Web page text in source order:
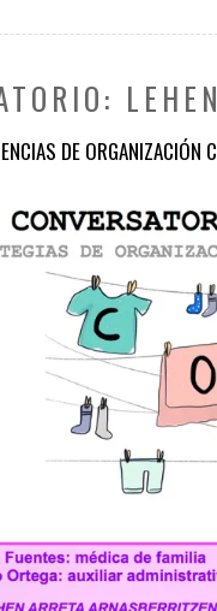
DE ORGANIZACIÓN